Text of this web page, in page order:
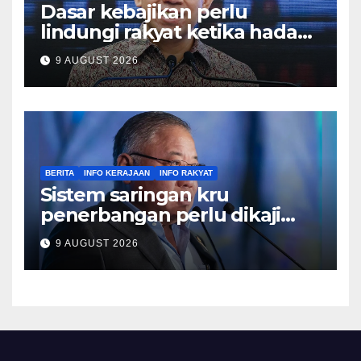
Dasar kebajikan perlu
lindungi rakyat ketika hadapi
kesusahan – Sim
9 AUGUST 2026
BERITA INFO KERAJAAN INFO RAKYAT
Sistem saringan kru
penerbangan perlu dikaji
semula, pulihkan keyakinan
penumpang – Tiong
9 AUGUST 2026